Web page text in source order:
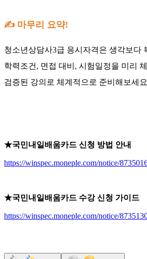
✍ 마무리 요약!
청소년상담사3급 응시자격은 생각보다
학력조건 , 면접 대비 , 시험일정을 미리
검증된 강의로 체계적으로 준비해보세요
★국민내일배움카드 신청 방법 안내
https://winspec.moneple.com/notice/
★국민내일배움카드 수강 신청 가이드
https://winspec.moneple.com/notice/